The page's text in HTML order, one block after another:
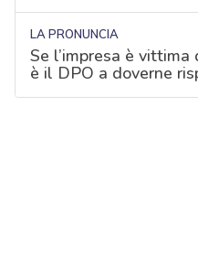
LA PRONUNCIA
Se l’impresa è
è il DPO a doverne